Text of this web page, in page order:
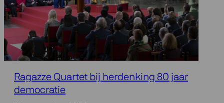
Ragazze Quartet bij herdenking 80 jaar
democratie